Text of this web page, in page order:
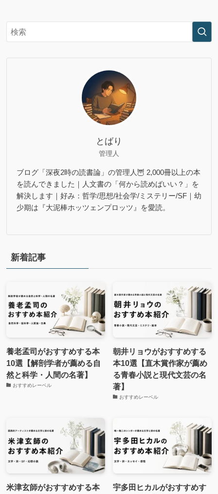
とばり
管理人
ブログ「深夜2時の読書論」の管理人🦉 2,000冊以上の本
を読んできました｜人文書の「何から読めばいい？」を
解決します｜好み：哲学/思想/社会学/ミステリー/SF｜幼
少期は『大泥棒ホッツェンプロッツ』を愛読。
新着記事
養老孟司がおすすめする本
10選【解剖学者が薦める自
然と科学・人間の名著】
おすすめレーベル
朝井リョウがおすすめする
本10選【直木賞作家が薦め
る青春小説と現代文芸の名
著】
おすすめレーベル
米津玄師がおすすめする本
宇多田ヒカルがおすすめす